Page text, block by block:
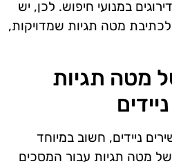
במנועי חיפוש. לכן, יש
מטה תגיות שמדויקות,
מטה תגיות
ניידים, חשוב במיוחד
של מטה תגיות עבור המסכים